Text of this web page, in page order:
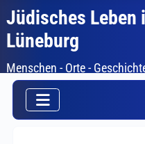
Jüdisches Leben
Lüneburg
Menschen - Orte -